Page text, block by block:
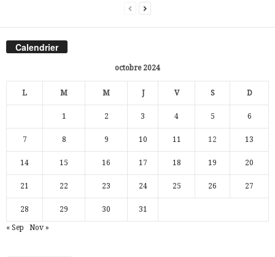
Calendrier
octobre 2024
L M M J V S D
1 2 3 4 5 6
7 8 9 10 11 12 13
14 15 16 17 18 19 20
21 22 23 24 25 26 27
28 29 30 31
« Sep Nov »